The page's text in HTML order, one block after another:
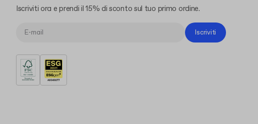
Iscriviti ora e prendi il 15% di sconto sul tuo primo ordine.
Iscriviti